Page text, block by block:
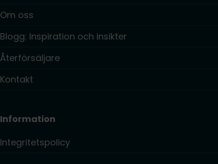
Om oss
Blogg: Inspiration och insikter
Återförsäljare
Kontakt
Information
Integritetspolicy